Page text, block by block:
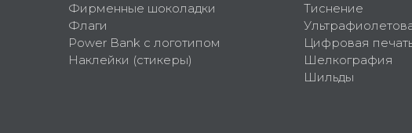
Фирменные шоколадки
Флаги
Power Bank с логотипом
Наклейки (стикеры)
Тиснение
Цифровая
Шелкография
Шильды